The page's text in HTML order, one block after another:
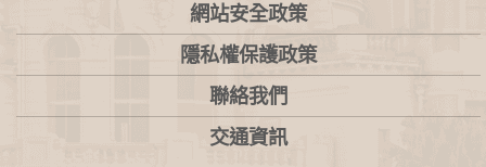
網站安全政策
隱私權保護政策
聯絡我們
交通資訊